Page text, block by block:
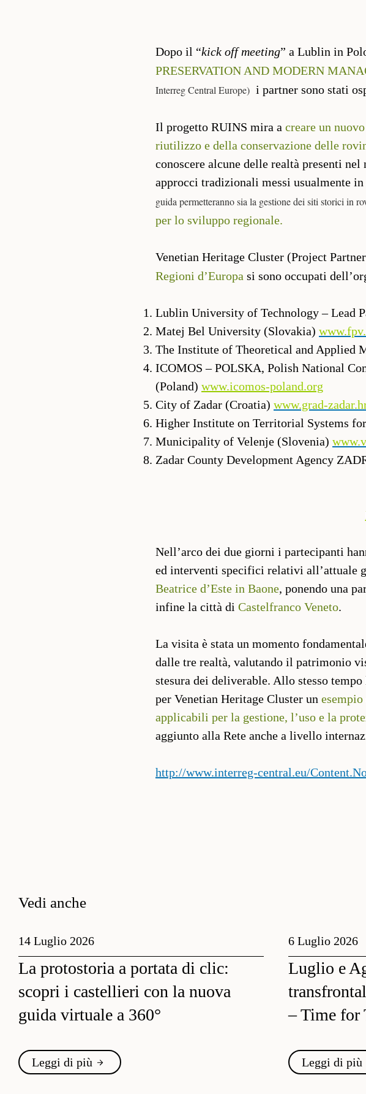
Dopo il “kick off meeting” a Lublin in
PRESERVATION AND MODERN
Interreg Central Europe) i partner sono stati
Il progetto RUINS mira a creare un
riutilizzo e della conservazione delle
conoscere alcune delle realtà presenti
approcci tradizionali messi usualmente
guida permetteranno sia la gestione dei siti storici in
per lo sviluppo regionale.
Venetian Heritage Cluster (Project
Regioni d’Europa si sono occupati
Lublin University of Technology – Lead
Matej Bel University (Slovakia)
The Institute of Theoretical and Applied
ICOMOS – POLSKA, Polish National
(Poland) www.icomos-poland.org
City of Zadar (Croatia) www.grad-
Higher Institute on Territorial Systems
Municipality of Velenje (Slovenia)
Zadar County Development Agency
Nell’arco dei due giorni i partecipanti
ed interventi specifici relativi all’attuale
Beatrice d’Este in Baone, ponendo una
infine la città di Castelfranco Veneto.
La visita è stata un momento
dalle tre realtà, valutando il patrimonio
stesura dei deliverable. Allo stesso
per Venetian Heritage Cluster un
applicabili per la gestione, l’uso e la
aggiunto alla Rete anche a livello
http://www.interreg-central.eu/
Vedi anche
14 Luglio 2026
La protostoria a portata di clic:
scopri i castellieri con la nuova
guida virtuale a 360°
Leggi di più
6 Luglio 2026
Luglio e
– Time for
Leggi di più